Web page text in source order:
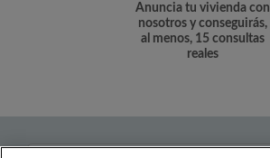
Anuncia tu vivienda con
nosotros y conseguirás,
al menos, 15 consultas
reales